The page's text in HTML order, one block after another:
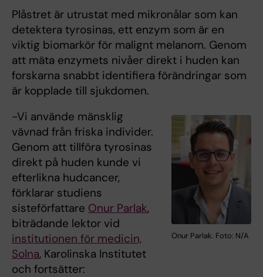
Plåstret är utrustat med mikronålar som kan
detektera tyrosinas, ett enzym som är en
viktig biomarkör för malignt melanom. Genom
att mäta enzymets nivåer direkt i huden kan
forskarna snabbt identifiera förändringar som
är kopplade till sjukdomen.
Onur Parlak. Foto: N/A
-Vi använde mänsklig
vävnad från friska individer.
Genom att tillföra tyrosinas
direkt på huden kunde vi
efterlikna hudcancer,
förklarar studiens
sisteförfattare Onur Parlak,
biträdande lektor vid
institutionen för medicin,
Solna, Karolinska Institutet
och fortsätter: